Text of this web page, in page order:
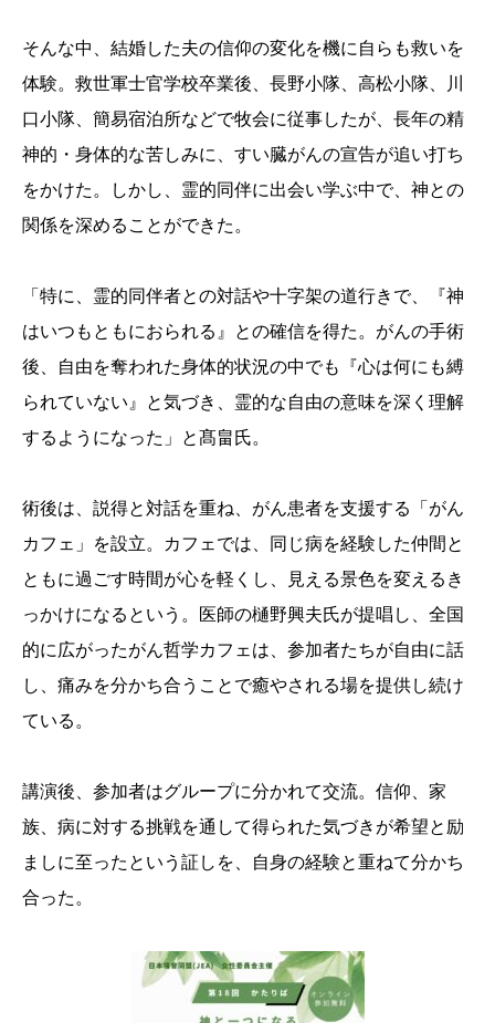
そんな中、結婚した夫の信仰の変化を機に自らも救いを
体験。救世軍士官学校卒業後、長野小隊、高松小隊、川
口小隊、簡易宿泊所などで牧会に従事したが、長年の精
神的・身体的な苦しみに、すい臓がんの宣告が追い打ち
をかけた。しかし、霊的同伴に出会い学ぶ中で、神との
関係を深めることができた。
「特に、霊的同伴者との対話や十字架の道行きで、『神
はいつもともにおられる』との確信を得た。がんの手術
後、自由を奪われた身体的状況の中でも『心は何にも縛
られていない』と気づき、霊的な自由の意味を深く理解
するようになった」と髙畠氏。
術後は、説得と対話を重ね、がん患者を支援する「がん
カフェ」を設立。カフェでは、同じ病を経験した仲間と
ともに過ごす時間が心を軽くし、見える景色を変えるき
っかけになるという。医師の樋野興夫氏が提唱し、全国
的に広がったがん哲学カフェは、参加者たちが自由に話
し、痛みを分かち合うことで癒やされる場を提供し続け
ている。
講演後、参加者はグループに分かれて交流。信仰、家
族、病に対する挑戦を通して得られた気づきが希望と励
ましに至ったという証しを、自身の経験と重ねて分かち
合った。